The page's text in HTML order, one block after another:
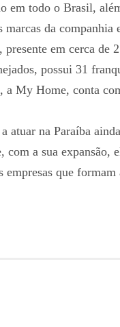
em todo o Brasil,
marcas da
em cerca
possui 31
a My Home, conta
atuar na Paraíba
com a sua
empresas que formam